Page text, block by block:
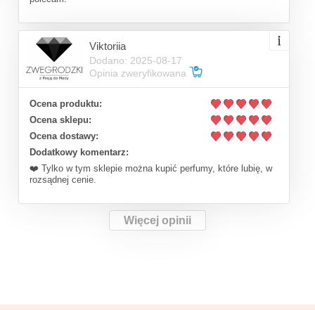
Viktoriia
Dodano: 2025-08-17
Opinia zweryfikowana
Ocena produktu:
Ocena sklepu:
Ocena dostawy:
Dodatkowy komentarz:
❤️ Tylko w tym sklepie można kupić perfumy, które lubię, w
rozsądnej cenie.
Więcej opinii